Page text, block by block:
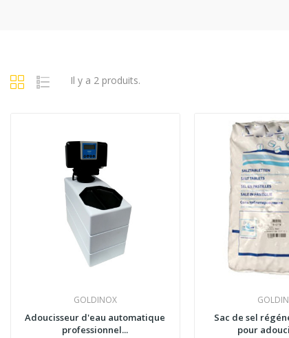
Il y a 2 produits.
GOLDINOX
Adoucisseur d'eau automatique
professionnel...
Sac de sel
pour